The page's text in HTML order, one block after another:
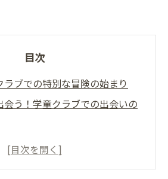
目次
ラブでの特別な冒険の始まり
会う！学童クラブでの出会いの
ビティの数々：遊びながら学ぶ